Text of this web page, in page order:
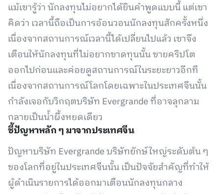
แม้เขารู้ว่า นักลงทุนไม่อยากได้ยินคำพูดแบบนี้ แต่เขา
คิดว่า เวลานี้ถือเป็นการอ้อนวอนนักลงทุนสักครั้งหนึ่ง
เนื่องจากสถานการณ์เวลานี้ได้เปลี่ยนไปแล้ว เขาจึง
เตือนให้นักลงทุนที่ไม่อยากขาดทุนนั้น ขายคริปโต
ออกไปก่อนและค่อยดูสถานการณ์ในระยะยาวอีกที
เนื่องจากสถานการณ์โลกโดยเฉพาะในประเทศจีนนั้น
กำลังเจอกับวิกฤตบริษัท Evergrande ที่อาจลุกลาม
กลายเป็นน้ำผึ้งหยดเดียว
ชี้ปัญหาหลัก ๆ มาจากประเทศจีน
ปัญหาบริษัท Evergrande บริษัทยักษ์ใหญ่ระดับต้น ๆ
ของโลกที่อยู่ในประเทศจีนนั้น เป็นปัจจัยสำคัญที่ทำให้
ผู้ดำเนินรายการได้ออกมาเตือนนักลงทุนกลาง